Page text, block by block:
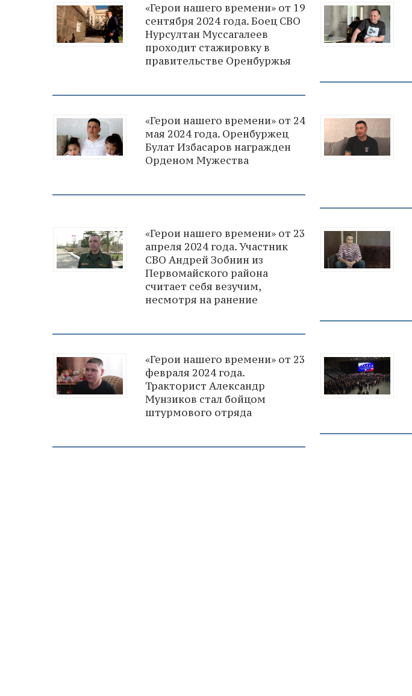
«Герои нашего времени» от 19
сентября 2024 года. Боец СВО
Нурсултан Муссагалеев
проходит стажировку в
правительстве Оренбуржья
«Герои нашего времени» от 24
мая 2024 года. Оренбуржец
Булат Избасаров награжден
Орденом Мужества
«Герои нашего времени» от 23
апреля 2024 года. Участник
СВО Андрей Зобнин из
Первомайского района
считает себя везучим,
несмотря на ранение
«Герои нашего времени» от 23
февраля 2024 года.
Тракторист Александр
Мунзиков стал бойцом
штурмового отряда